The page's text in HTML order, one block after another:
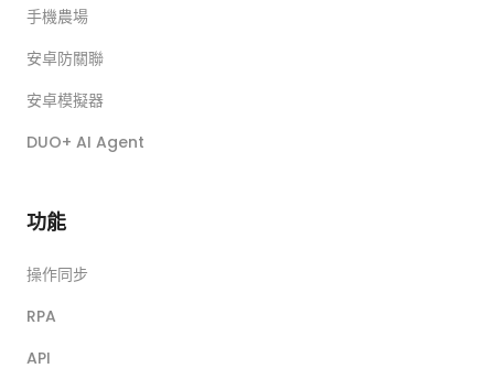
手機農場
安卓防關聯
安卓模擬器
DUO+ AI Agent
功能
操作同步
RPA
API